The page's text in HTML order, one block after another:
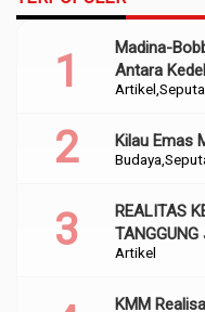
Artikel
Madina-
Antara
Budaya
Kilau Emas
Artikel
REALITAS
KMM